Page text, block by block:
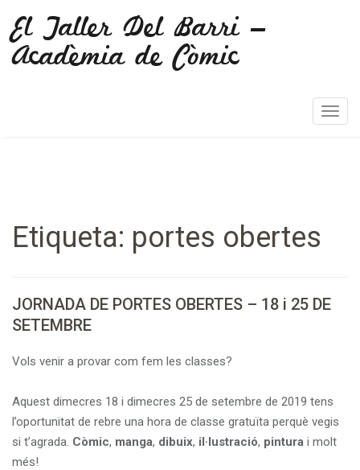
El Taller Del Barri –
Acadèmia de Còmic
T
i
o
n
Etiqueta: portes obertes
JORNADA DE PORTES OBERTES – 18 i 25 DE
SETEMBRE
Vols venir a provar com fem les classes?
Aquest dimecres 18 i dimecres 25 de setembre de 2019 tens
l’oportunitat de rebre una hora de classe gratuïta perquè vegis
si t’agrada. Còmic, manga, dibuix, il·lustració, pintura i molt
més!